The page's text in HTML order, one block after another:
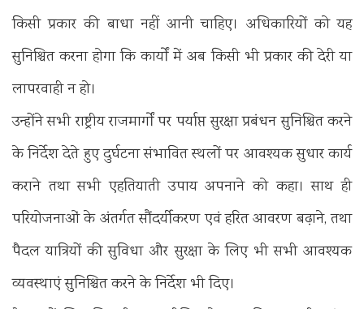
किसी प्रकार की बाधा नहीं आनी चाहिए। अधिकारियों को यह
सुनिश्चित करना होगा कि कार्यों में अब किसी भी प्रकार की देरी या
लापरवाही न हो।
उन्होंने सभी राष्ट्रीय राजमार्गों पर पर्याप्त सुरक्षा प्रबंधन सुनिश्चित करने
के निर्देश देते हुए दुर्घटना संभावित स्थलों पर आवश्यक सुधार कार्य
कराने तथा सभी एहतियाती उपाय अपनाने को कहा। साथ ही
परियोजनाओं के अंतर्गत सौंदर्यीकरण एवं हरित आवरण बढ़ाने, तथा
पैदल यात्रियों की सुविधा और सुरक्षा के लिए भी सभी आवश्यक
व्यवस्थाएं सुनिश्चित करने के निर्देश भी दिए।